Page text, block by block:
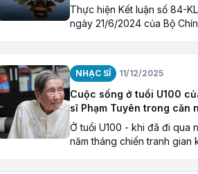
Thực hiện Kết luận số 84-
ngày 21/6/2024 của Bộ
dựng và phát triển văn học
NHẠC SĨ 11/12/2025
Cuộc sống ở tuổi U100
sĩ Phạm Tuyên trong căn
biệt
Ở tuổi U100 - khi đã đi qua
năm tháng chiến tranh gian